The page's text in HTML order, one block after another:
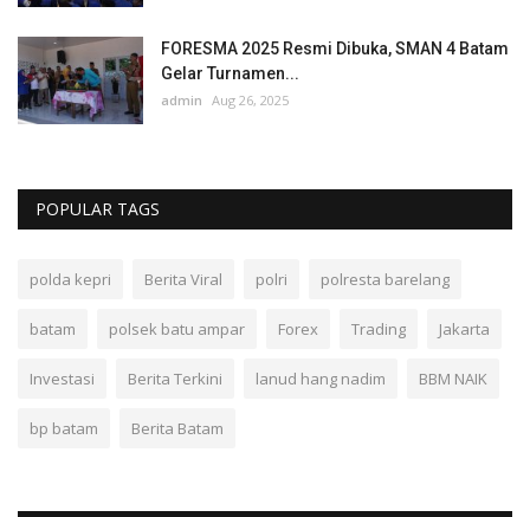
FORESMA 2025 Resmi Dibuka, SMAN 4 Batam
Gelar Turnamen...
admin Aug 26, 2025
POPULAR TAGS
polda kepri Berita Viral polri polresta barelang
batam polsek batu ampar Forex Trading Jakarta
Investasi Berita Terkini lanud hang nadim BBM NAIK
bp batam Berita Batam